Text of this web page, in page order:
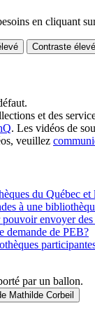
en cliquant
Contraste
et des
. Les vidéos de
veuillez
du Québec
à une
envoyer
demande de PEB?
Mathilde Corbeil